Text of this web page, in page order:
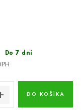
Do 7 dní
DO KOŠÍKA